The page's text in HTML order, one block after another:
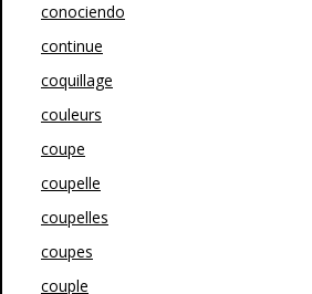
conociendo
continue
coquillage
couleurs
coupe
coupelle
coupelles
coupes
couple